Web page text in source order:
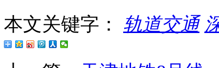
本文关键字： 轨道交通